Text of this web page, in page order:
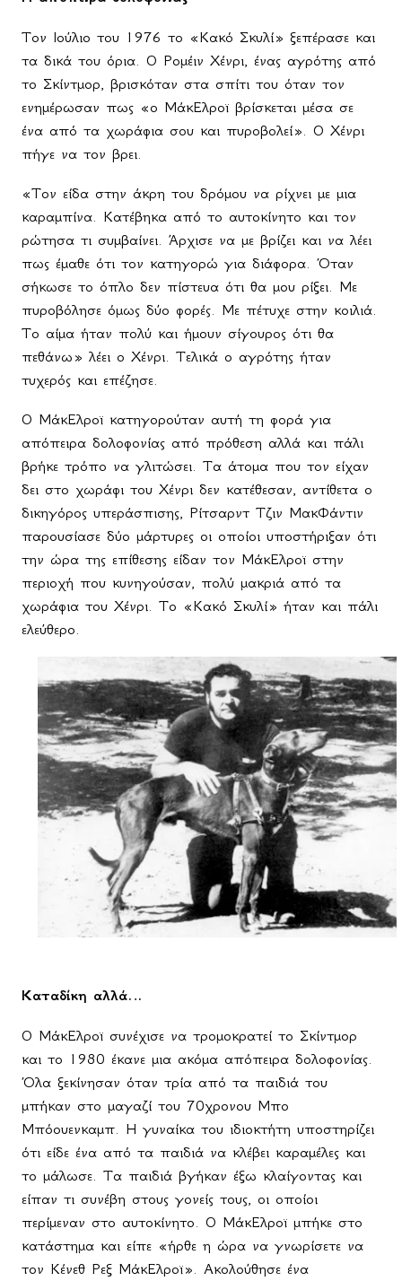
Τον Ιούλιο του 1976 το «Κακό Σκυλί» ξεπέρασε και
τα δικά του όρια. Ο Ρομέιν Χένρι, ένας αγρότης από
το Σκίντμορ, βρισκόταν στα σπίτι του όταν τον
ενημέρωσαν πως «ο ΜάκΕλροϊ βρίσκεται μέσα σε
ένα από τα χωράφια σου και πυροβολεί». Ο Χένρι
πήγε να τον βρει.
«Τον είδα στην άκρη του δρόμου να ρίχνει με μια
καραμπίνα. Κατέβηκα από το αυτοκίνητο και τον
ρώτησα τι συμβαίνει. Άρχισε να με βρίζει και να λέει
πως έμαθε ότι τον κατηγορώ για διάφορα. Όταν
σήκωσε το όπλο δεν πίστευα ότι θα μου ρίξει. Με
πυροβόλησε όμως δύο φορές. Με πέτυχε στην κοιλιά.
Το αίμα ήταν πολύ και ήμουν σίγουρος ότι θα
πεθάνω» λέει ο Χένρι. Τελικά ο αγρότης ήταν
τυχερός και επέζησε.
Ο ΜάκΕλροϊ κατηγορούταν αυτή τη φορά για
απόπειρα δολοφονίας από πρόθεση αλλά και πάλι
βρήκε τρόπο να γλιτώσει. Τα άτομα που τον είχαν
δει στο χωράφι του Χένρι δεν κατέθεσαν, αντίθετα ο
δικηγόρος υπεράσπισης, Ρίτσαρντ Τζιν ΜακΦάντιν
παρουσίασε δύο μάρτυρες οι οποίοι υποστήριξαν ότι
την ώρα της επίθεσης είδαν τον ΜάκΕλροϊ στην
περιοχή που κυνηγούσαν, πολύ μακριά από τα
χωράφια του Χένρι. Το «Κακό Σκυλί» ήταν και πάλι
ελεύθερο.
Καταδίκη αλλά…
Ο ΜάκΕλροϊ συνέχισε να τρομοκρατεί το Σκίντμορ
και το 1980 έκανε μια ακόμα απόπειρα δολοφονίας.
Όλα ξεκίνησαν όταν τρία από τα παιδιά του
μπήκαν στο μαγαζί του 70χρονου Μπο
Μπόουενκαμπ. Η γυναίκα του ιδιοκτήτη υποστηρίζει
ότι είδε ένα από τα παιδιά να κλέβει καραμέλες και
το μάλωσε. Τα παιδιά βγήκαν έξω κλαίγοντας και
είπαν τι συνέβη στους γονείς τους, οι οποίοι
περίμεναν στο αυτοκίνητο. Ο ΜάκΕλροϊ μπήκε στο
κατάστημα και είπε «ήρθε η ώρα να γνωρίσετε να
τον Κένεθ Ρεξ ΜάκΕλροϊ». Ακολούθησε ένα